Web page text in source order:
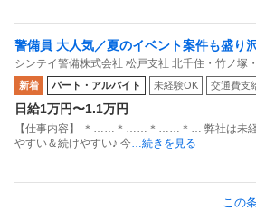
警備員 大人気／夏のイベント案件も盛り
払いもOK／毎週水曜日がお給料日最短翌
くURLから面接日時を選んでね交通費全
問題なし！未経験歓迎 ／ 警備スタッフ
シンテイ警備株式会社 松戸支社 北千住・竹ノ塚
203200113
新着 パート・アルバイト 未経験OK 交通費支
日給1万円〜1.1万円
【仕事内容】 ＊……＊……＊……＊… 弊社は未経
やすい＆続けやすい♪ 今…続きを見る
この